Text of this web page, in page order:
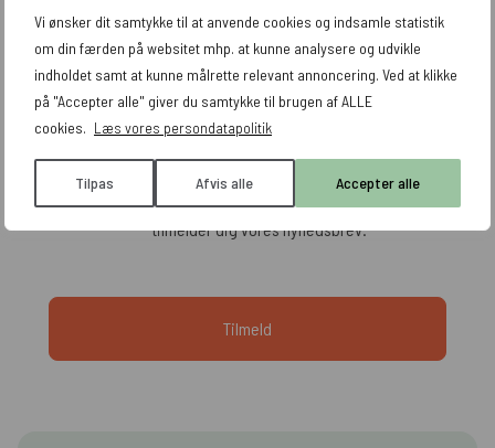
Vi ønsker dit samtykke til at anvende cookies og indsamle statistik
om din færden på websitet mhp. at kunne analysere og udvikle
indholdet samt at kunne målrette relevant annoncering. Ved at klikke
på "Accepter alle" giver du samtykke til brugen af ALLE
cookies. Læs vores persondatapolitik
Tilpas Afvis alle Accepter alle
Jeg accepterer, at mine data indsamles og
opbevares. Læs mere i vores
persondatapolitik. Du
tilmelder dig vores nyhedsbrev.